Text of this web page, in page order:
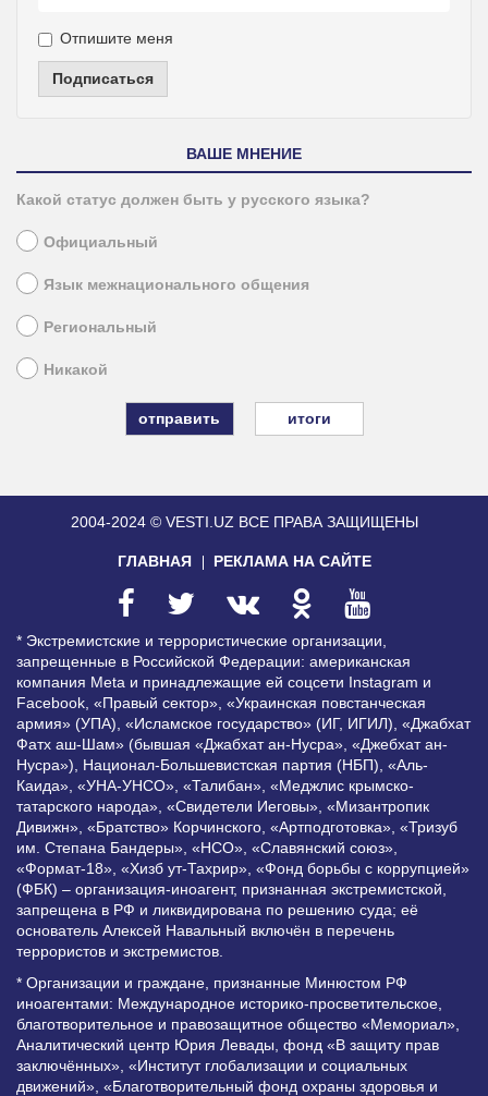
Отпишите меня
Подписаться
ВАШЕ МНЕНИЕ
Какой статус должен быть у русского языка?
Официальный
Язык межнационального общения
Региональный
Никакой
итоги
2004-2024 © VESTI.UZ ВСЕ ПРАВА ЗАЩИЩЕНЫ
ГЛАВНАЯ РЕКЛАМА НА САЙТЕ
* Экстремистские и террористические организации,
запрещенные в Российской Федерации: американская
компания Meta и принадлежащие ей соцсети Instagram и
Facebook, «Правый сектор», «Украинская повстанческая
армия» (УПА), «Исламское государство» (ИГ, ИГИЛ), «Джабхат
Фатх аш-Шам» (бывшая «Джабхат ан-Нусра», «Джебхат ан-
Нусра»), Национал-Большевистская партия (НБП), «Аль-
Каида», «УНА-УНСО», «Талибан», «Меджлис крымско-
татарского народа», «Свидетели Иеговы», «Мизантропик
Дивижн», «Братство» Корчинского, «Артподготовка», «Тризуб
им. Степана Бандеры», «НСО», «Славянский союз»,
«Формат-18», «Хизб ут-Тахрир», «Фонд борьбы с коррупцией»
(ФБК) – организация-иноагент, признанная экстремистской,
запрещена в РФ и ликвидирована по решению суда; её
основатель Алексей Навальный включён в перечень
террористов и экстремистов.
* Организации и граждане, признанные Минюстом РФ
иноагентами: Международное историко-просветительское,
благотворительное и правозащитное общество «Мемориал»,
Аналитический центр Юрия Левады, фонд «В защиту прав
заключённых», «Институт глобализации и социальных
движений», «Благотворительный фонд охраны здоровья и